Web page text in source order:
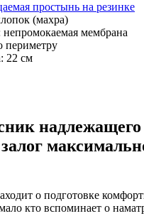
простынь на резинке
(махра)
непромокаемая мембрана
периметру
: 22 см
надлежащего
о подготовке
кто вспоминает о